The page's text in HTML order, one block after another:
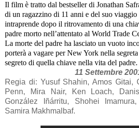
Il film è tratto dal bestseller di Jonathan
di un ragazzino di 11 anni e del suo viaggio
intraprende dopo il ritrovamento di una
padre morto nell’attentato al World Trade
La morte del padre ha lasciato un vuoto
porterà a vagare per New York nella
segreto di quella chiave nella vita del padre.
11 Settembre
Regia di: Yusuf Shahin, Amos Gitai,
Penn, Mira Nair, Ken Loach,
González Iñárritu, Shohei
Samira Makhmalbaf.